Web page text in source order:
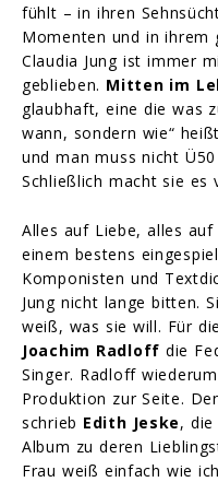
fühlt – in ihren
Momenten und in ihrem
Claudia Jung ist immer
geblieben. Mitten im
glaubhaft, eine die was
wann, sondern wie“
und man muss nicht
Schließlich macht sie es
Alles auf Liebe, alles
einem bestens
Komponisten und
Jung nicht lange bitten.
weiß, was sie will. Für
Joachim Radloff die
Singer. Radloff
Produktion zur Seite.
schrieb Edith Jeske,
Album zu deren
Frau weiß einfach wie